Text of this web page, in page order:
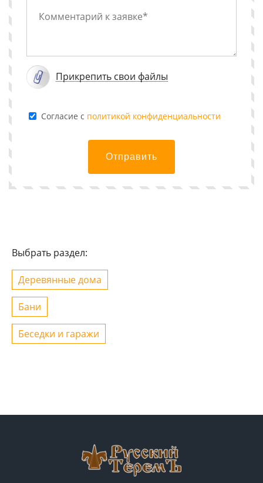
Прикрепить свои файлы
Cогласие с политикой конфиденциальности
Отправить
Выбрать раздел:
Деревянные дома
Бани
Беседки и гаражи